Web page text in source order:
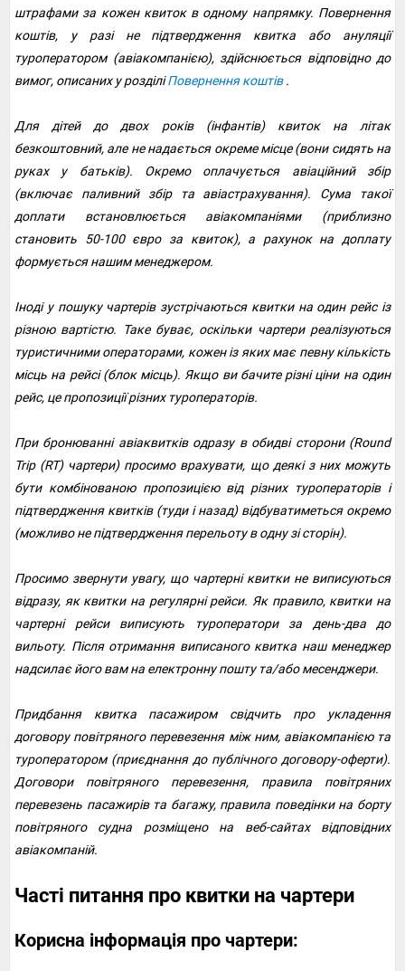
штрафами за кожен квиток в одному напрямку. Повернення
коштів, у разі не підтвердження квитка або ануляції
туроператором (авіакомпанією), здійснюється відповідно до
вимог, описаних у розділіПовернення коштів.
Для дітей до двох років (інфантів) квиток на літак
безкоштовний, але не надається окреме місце (вони сидять на
руках у батьків). Окремо оплачується авіаційний збір
(включає паливний збір та авіастрахування). Сума такої
доплати встановлюється авіакомпаніями (приблизно
становить 50-100 євро за квиток), а рахунок на доплату
формується нашим менеджером.
Іноді у пошуку чартерів зустрічаються квитки на один рейс із
різною вартістю. Таке буває, оскільки чартери реалізуються
туристичними операторами, кожен із яких має певну кількість
місць на рейсі (блок місць). Якщо ви бачите різні ціни на один
рейс, це пропозиції різних туроператорів.
При бронюванні авіаквитків одразу в обидві сторони (Round
Trip (RT) чартери) просимо врахувати, що деякі з них можуть
бути комбінованою пропозицією від різних туроператорів і
підтвердження квитків (туди і назад) відбуватиметься окремо
(можливо не підтвердження перельоту в одну зі сторін).
Просимо звернути увагу, що чартерні квитки не виписуються
відразу, як квитки на регулярні рейси. Як правило, квитки на
чартерні рейси виписують туроператори за день-два до
вильоту. Після отримання виписаного квитка наш менеджер
надсилає його вам на електронну пошту та/або месенджери.
Придбання квитка пасажиром свідчить про укладення
договору повітряного перевезення між ним, авіакомпанією та
туроператором (приєднання до публічного договору-оферти).
Договори повітряного перевезення, правила повітряних
перевезень пасажирів та багажу, правила поведінки на борту
повітряного судна розміщено на веб-сайтах відповідних
авіакомпаній.
Часті питання про квитки на чартери
Корисна інформація про чартери: